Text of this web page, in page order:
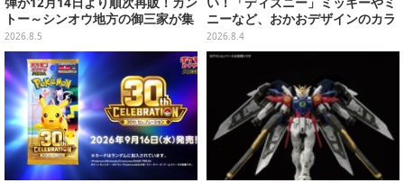
トー～シンオウ地方の御三家が集
まった時計、ぬいぐるみなど記念
グッズ盛りだくさん
2026.8.5
ニーなど、おかおデザインのカラ
フルチャーム全10種が8月31日発
売
2026.8.4